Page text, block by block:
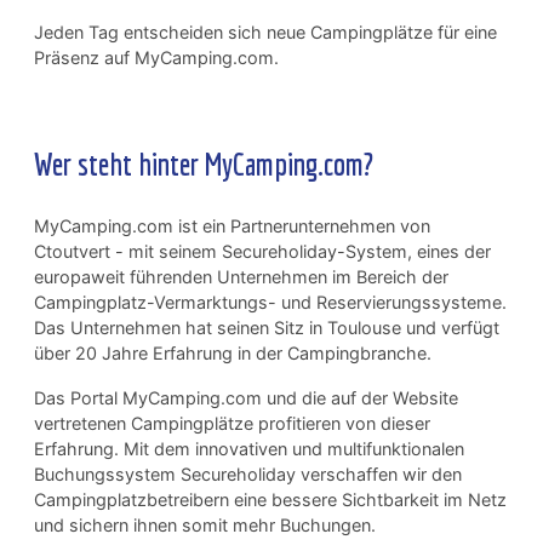
Jeden Tag entscheiden sich neue Campingplätze für eine
Präsenz auf MyCamping.com.
Wer steht hinter MyCamping.com?
MyCamping.com ist ein Partnerunternehmen von
Ctoutvert - mit seinem Secureholiday-System, eines der
europaweit führenden Unternehmen im Bereich der
Campingplatz-Vermarktungs- und Reservierungssysteme.
Das Unternehmen hat seinen Sitz in Toulouse und verfügt
über 20 Jahre Erfahrung in der Campingbranche.
Das Portal MyCamping.com und die auf der Website
vertretenen Campingplätze profitieren von dieser
Erfahrung. Mit dem innovativen und multifunktionalen
Buchungssystem Secureholiday verschaffen wir den
Campingplatzbetreibern eine bessere Sichtbarkeit im Netz
und sichern ihnen somit mehr Buchungen.